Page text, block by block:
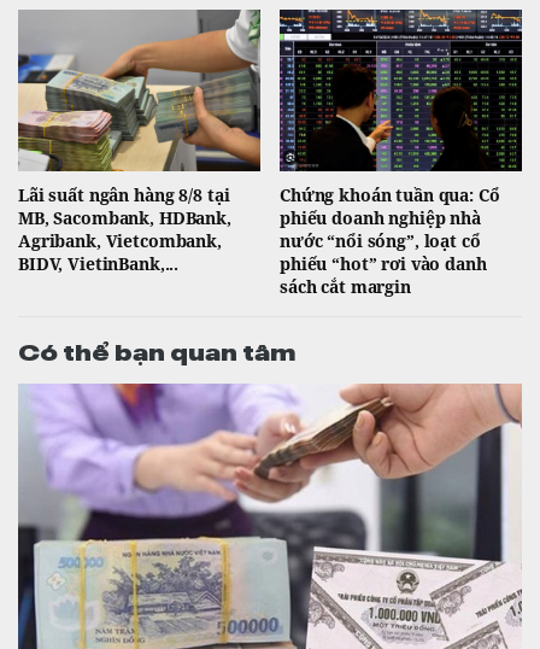
Lãi suất ngân hàng 8/8 tại
MB, Sacombank, HDBank,
Agribank, Vietcombank,
BIDV, VietinBank,...
Chứng khoán tuần qua: Cổ
phiếu doanh nghiệp nhà
nước “nổi sóng”, loạt cổ
phiếu “hot” rơi vào danh
sách cắt margin
Có thể bạn quan tâm